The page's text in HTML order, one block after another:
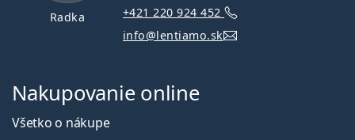
Radka
+421 220 924 452
info@lentiamo.sk
Nakupovanie online
Všetko o nákupe